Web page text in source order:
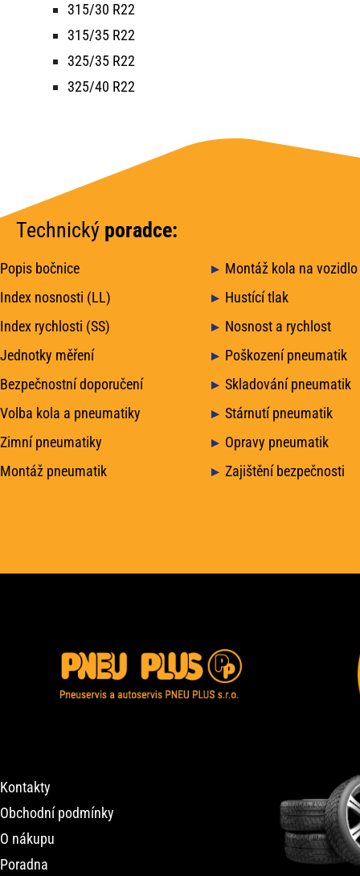
315/30 R22
315/35 R22
325/35 R22
325/40 R22
Technický poradce:
Popis bočnice
Montáž kola na vozidlo
Index nosnosti (LL)
Hustící tlak
Index rychlosti (SS)
Nosnost a rychlost
Jednotky měření
Poškození pneumatik
Bezpečnostní doporučení
Skladování pneumatik
Volba kola a pneumatiky
Stárnutí pneumatik
Zimní pneumatiky
Opravy pneumatik
Montáž pneumatik
Zajištění bezpečnosti
Kontakty
Obchodní podmínky
O nákupu
Poradna